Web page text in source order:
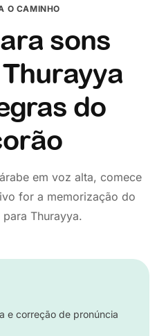
O CAMINHO
sons
do
em voz alta, comece
for a memorização do
Thurayya.
e correção de pronúncia